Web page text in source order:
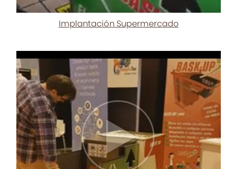
Implantación Supermercado